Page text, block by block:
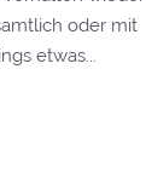
oder mit
etwas...